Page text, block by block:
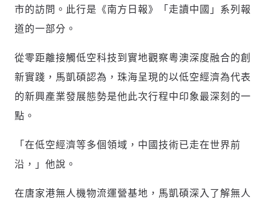
市的訪問。此行是《南方日報》「走讀中國」系列報
道的一部分。
從零距離接觸低空科技到實地觀察粵澳深度融合的創
新實踐，馬凱碩認為，珠海呈現的以低空經濟為代表
的新興產業發展態勢是他此次行程中印象最深刻的一
點。
「在低空經濟等多個領域，中國技術已走在世界前
沿，」他說。
在唐家港無人機物流運營基地，馬凱碩深入了解無人